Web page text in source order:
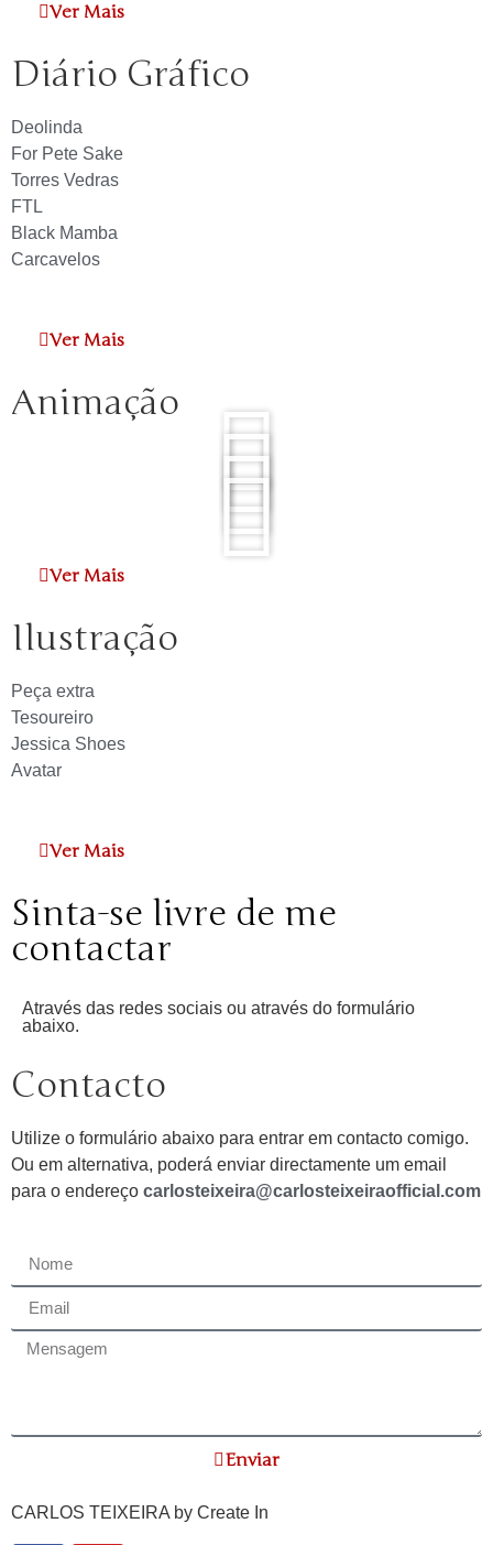
Ver Mais
Diário Gráfico
Deolinda
For Pete Sake
Torres Vedras
FTL
Black Mamba
Carcavelos
Ver Mais
Animação
Ver Mais
Ilustração
Peça extra
Tesoureiro
Jessica Shoes
Avatar
Ver Mais
Sinta-se livre de me
contactar
Através das redes sociais ou através do formulário
abaixo.
Contacto
Utilize o formulário abaixo para entrar em contacto comigo.
Ou em alternativa, poderá enviar directamente um email
para o endereço carlosteixeira@carlosteixeiraofficial.com
Enviar
CARLOS TEIXEIRA by Create In